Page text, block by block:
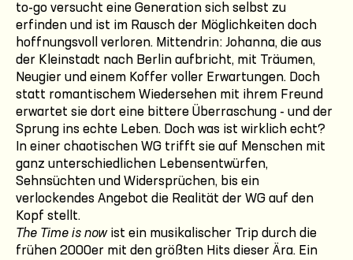
to-go versucht eine Generation sich selbst zu
erfinden und ist im Rausch der Möglichkeiten doch
hoffnungsvoll verloren. Mittendrin: Johanna, die aus
der Kleinstadt nach Berlin aufbricht, mit Träumen,
Neugier und einem Koffer voller Erwartungen. Doch
statt romantischem Wiedersehen mit ihrem Freund
erwartet sie dort eine bittere Überraschung - und der
Sprung ins echte Leben. Doch was ist wirklich echt?
In einer chaotischen WG trifft sie auf Menschen mit
ganz unterschiedlichen Lebensentwürfen,
Sehnsüchten und Widersprüchen, bis ein
verlockendes Angebot die Realität der WG auf den
Kopf stellt.
The Time is nowist ein musikalischer Trip durch die
frühen 2000er mit den größten Hits dieser Ära. Ein